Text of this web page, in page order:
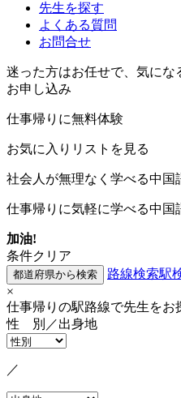
先生を探す
よくある質問
お問合せ
迷った方はお任せで、気にな
お申し込み
仕事帰りに無料体験
お気に入りリストを見る
社会人が無理なく学べる中国
仕事帰りに気軽に学べる中国
加油!
条件クリア
路線検索駅
×
仕事帰りの駅路線で先生をお
性 別／出身地
／